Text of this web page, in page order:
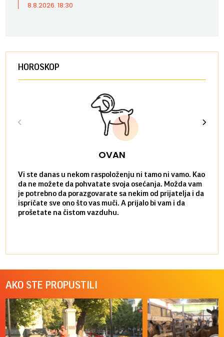
8.8.2026. 18:30
HOROSKOP
OVAN
Vi ste danas u nekom raspoloženju ni tamo ni vamo. Kao
da ne možete da pohvatate svoja osećanja. Možda vam
je potrebno da porazgovarate sa nekim od prijatelja i da
ispričate sve ono što vas muči. A prijalo bi vam i da
prošetate na čistom vazduhu.
AKO STE PROPUSTILI